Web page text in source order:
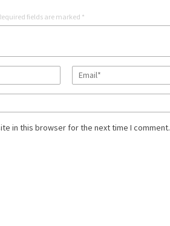
fields are marked *
in this browser for the next time I comment.